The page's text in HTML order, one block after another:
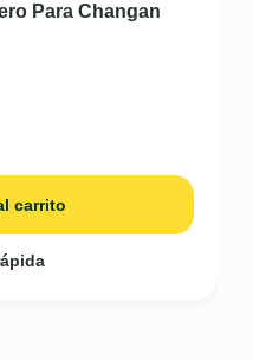
Para Changan
carrito